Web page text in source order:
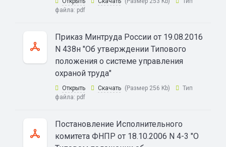
файла: pdf
Приказ Минтруда России от 19.08.2016
N 438н "Об утверждении Типового
положения о системе управления
охраной труда"
Открыть Скачать (Размер 256 Kb)
Тип
файла: pdf
Постановление Исполнительного
комитета ФНПР от 18.10.2006 N 4-3 "О